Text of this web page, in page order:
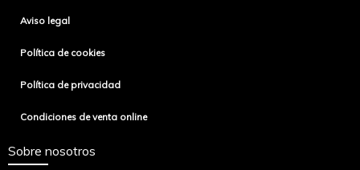
Aviso legal
Política de cookies
Política de privacidad
Condiciones de venta online
Sobre nosotros